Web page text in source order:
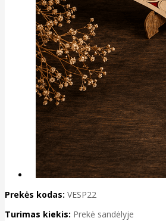
Prekės kodas: VESP22
Turimas kiekis: Prekė sandėlyje